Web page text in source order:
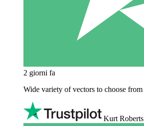
2 giorni fa
Wide variety of vectors to choose from
Kurt Roberts